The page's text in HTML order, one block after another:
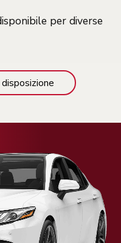
per diverse